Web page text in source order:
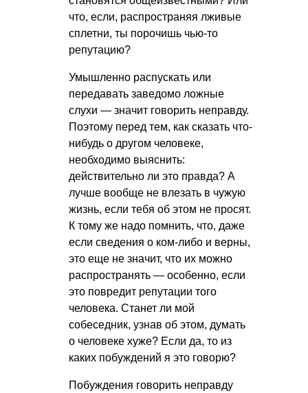
что, если, распространяя лживые
сплетни, ты порочишь чью-то
репутацию?
Умышленно распускать или
передавать заведомо ложные
слухи — значит говорить неправду.
Поэтому перед тем, как сказать что-
нибудь о другом человеке,
необходимо выяснить:
действительно ли это правда? А
лучше вообще не влезать в чужую
жизнь, если тебя об этом не просят.
К тому же надо помнить, что, даже
если сведения о ком-либо и верны,
это еще не значит, что их можно
распространять — особенно, если
это повредит репутации того
человека. Станет ли мой
собеседник, узнав об этом, думать
о человеке хуже? Если да, то из
каких побуждений я это говорю?
Побуждения говорить неправду